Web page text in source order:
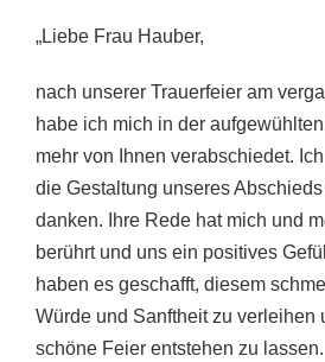
„Liebe Frau Hauber,
nach unserer Trauerfeier am
habe ich mich in der
mehr von Ihnen verabschiedet.
die Gestaltung unseres
danken. Ihre Rede hat mich und
berührt und uns ein positives
haben es geschafft, diesem
Würde und Sanftheit zu verleihen
schöne Feier entstehen zu lassen.